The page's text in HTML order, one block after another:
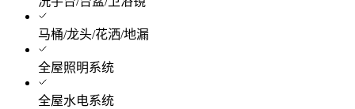
马桶/龙头/花洒/地漏
全屋照明系统
全屋水电系统